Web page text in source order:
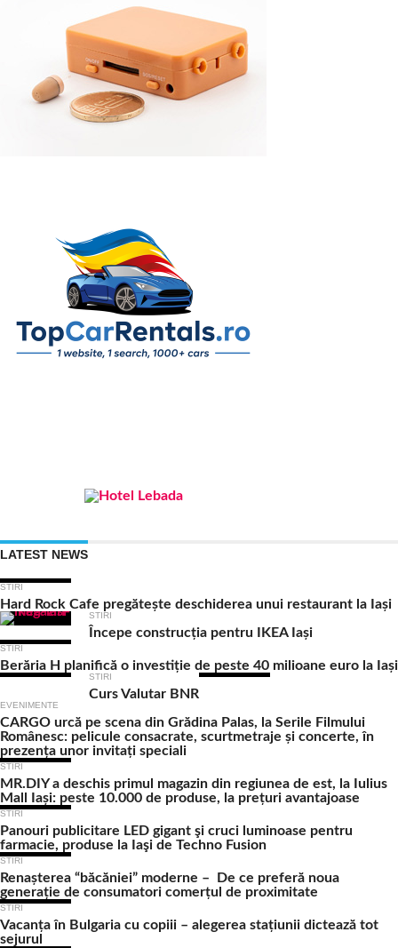
LATEST NEWS
STIRI
Hard Rock Cafe pregătește deschiderea unui restaurant la Iași
STIRI
Începe construcția pentru IKEA Iași
STIRI
Berăria H planifică o investiție de peste 40 milioane euro la Iași
STIRI
Curs Valutar BNR
EVENIMENTE
CARGO urcă pe scena din Grădina Palas, la Serile Filmului
Românesc: pelicule consacrate, scurtmetraje și concerte, în
prezența unor invitați speciali
STIRI
MR.DIY a deschis primul magazin din regiunea de est, la Iulius
Mall Iași: peste 10.000 de produse, la prețuri avantajoase
STIRI
Panouri publicitare LED gigant şi cruci luminoase pentru
farmacie, produse la Iaşi de Techno Fusion
STIRI
Renașterea “băcăniei” moderne – De ce preferă noua
generație de consumatori comerțul de proximitate
STIRI
Vacanța în Bulgaria cu copiii – alegerea stațiunii dictează tot
sejurul